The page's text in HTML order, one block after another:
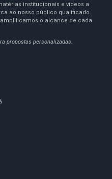
institucionais e vídeos a
ao nosso público qualificado.
o alcance de cada
propostas personalizadas.